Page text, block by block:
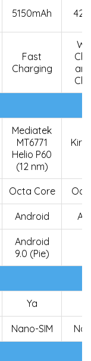
5150mAh
Fast
Charging
Mediatek
MT6771
Helio P60
(12 nm)
Octa Core
Android
Android
9.0 (Pie)
Ya
Nano-SIM